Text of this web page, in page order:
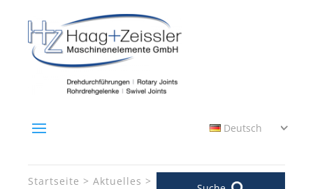
Deutsch
Startseite
Aktuelles